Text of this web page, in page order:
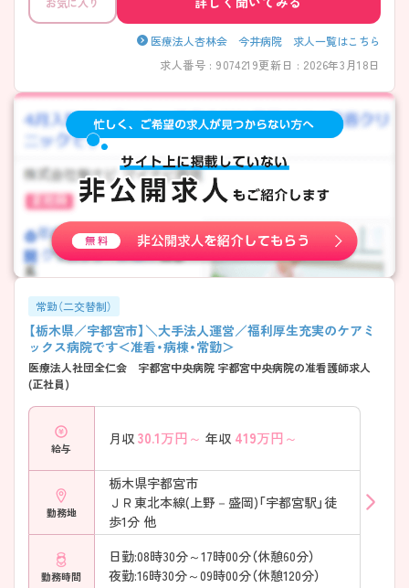
医療法人杏林会 今井病院 求人一覧はこちら
求人番号 : 9074219更新日 : 2026年3月18日
常勤（二交替制）
【栃木県／宇都宮市】＼大手法人運営／福利厚生充実のケアミ
ックス病院です＜准看・病棟・常勤＞
医療法人社団全仁会 宇都宮中央病院 宇都宮中央病院の准看護師求人
(正社員)
給与
月収 30.1万円～ 年収 419万円～
勤務地
栃木県宇都宮市
ＪＲ東北本線(上野－盛岡)「宇都宮駅」徒
歩1分 他
勤務時間
日勤:08時30分～17時00分（休憩60分）
夜勤:16時30分～09時00分（休憩120分）